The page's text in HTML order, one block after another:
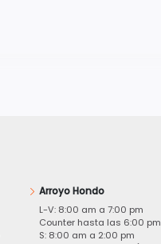
Arroyo Hondo
L-V: 8:00 am a 7:00 pm
Counter hasta las 6:00 pm
S: 8:00 am a 2:00 pm